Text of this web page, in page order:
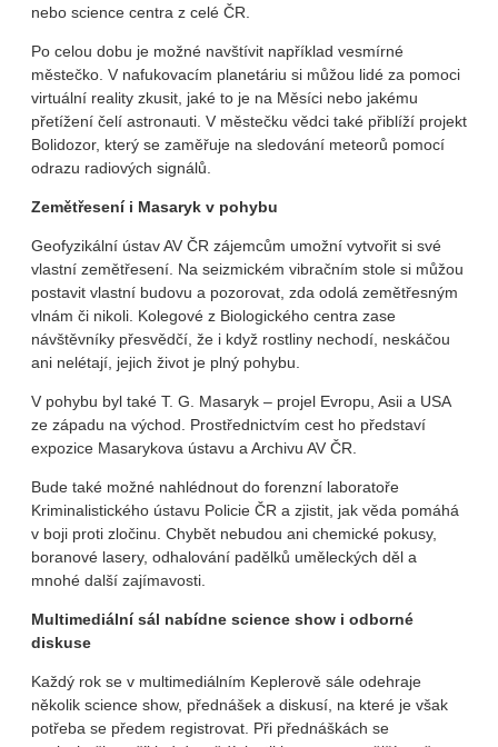
nebo science centra z celé ČR.
Po celou dobu je možné navštívit například vesmírné
městečko. V nafukovacím planetáriu si můžou lidé za pomoci
virtuální reality zkusit, jaké to je na Měsíci nebo jakému
přetížení čelí astronauti. V městečku vědci také přiblíží projekt
Bolidozor, který se zaměřuje na sledování meteorů pomocí
odrazu radiových signálů.
Zemětřesení i Masaryk v pohybu
Geofyzikální ústav AV ČR zájemcům umožní vytvořit si své
vlastní zemětřesení. Na seizmickém vibračním stole si můžou
postavit vlastní budovu a pozorovat, zda odolá zemětřesným
vlnám či nikoli. Kolegové z Biologického centra zase
návštěvníky přesvědčí, že i když rostliny nechodí, neskáčou
ani nelétají, jejich život je plný pohybu.
V pohybu byl také T. G. Masaryk – projel Evropu, Asii a USA
ze západu na východ. Prostřednictvím cest ho představí
expozice Masarykova ústavu a Archivu AV ČR.
Bude také možné nahlédnout do forenzní laboratoře
Kriminalistického ústavu Policie ČR a zjistit, jak věda pomáhá
v boji proti zločinu. Chybět nebudou ani chemické pokusy,
boranové lasery, odhalování padělků uměleckých děl a
mnohé další zajímavosti.
Multimediální sál nabídne science show i odborné
diskuse
Každý rok se v multimediálním Keplerově sále odehraje
několik science show, přednášek a diskusí, na které je však
potřeba se předem registrovat. Při přednáškách se